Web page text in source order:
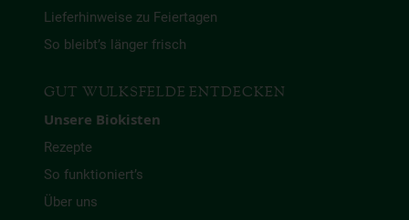
Lieferhinweise zu Feiertagen
So bleibt’s länger frisch
GUT WULKSFELDE ENTDECKEN
Unsere Biokisten
Rezepte
So funktioniert’s
Über uns